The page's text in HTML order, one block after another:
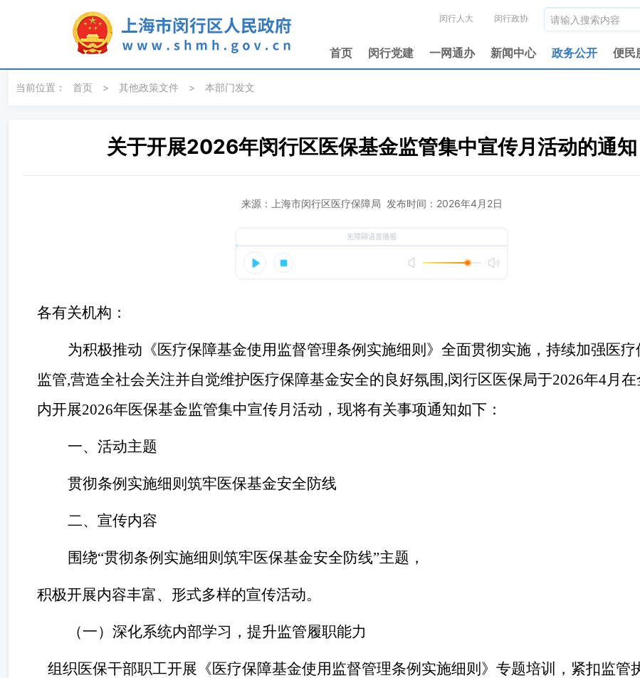
闵行人大 闵行政协
首页 闵行党建 一网通办 新闻中心 政务公开 便民
当前位置： 首页 > 其他政策文件 > 本部门发文
关于开展2026年闵行区医保基金监管集中宣传月活动的通知
来源：上海市闵行区医疗保障局 发布时间：2026年4月2日
各有关机构：
为积极推动《医疗保障基金使用监督管理条例实施细则》全面贯彻实施，持续加强医疗
监管,营造全社会关注并自觉维护医疗保障基金安全的良好氛围,闵行区医保局于2026年4月在
内开展2026年医保基金监管集中宣传月活动 ， 现将有关事项通知如下：
一、 活动主题
贯彻条例实施细则筑牢医保基金安全防线
二、 宣传内容
围绕“贯彻条例实施细则筑牢医保基金安全防线”主题，
积极开展内容丰富、形式多样的宣传活动。
（一）深化系统内部学习，提升监管履职能力
组织医保干部职工开展《医疗保障基金使用监督管理条例实施细则》专题培训，紧扣监管